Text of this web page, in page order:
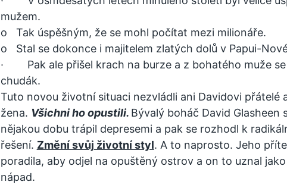
mužem.
o Tak úspěšným, že se mohl počítat mezi milionáře.
o Stal se dokonce i majitelem zlatých dolů v Papui-
· Pak ale přišel krach na burze a z bohatého muže se
chudák.
Tuto novou životní situaci nezvládli ani Davidovi přátelé
žena. Všichni ho opustili. Bývalý boháč David Glasheen
nějakou dobu trápil depresemi a pak se rozhodl k
řešení. Změní svůj životní styl. A to naprosto. Jeho
poradila, aby odjel na opuštěný ostrov a on to uznal
nápad.